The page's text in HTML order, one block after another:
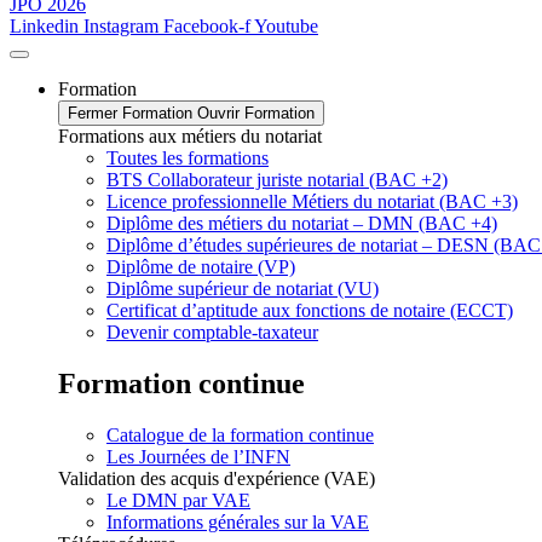
Linkedin Instagram Facebook-fYoutube
Formation
Fermer Formation Ouvrir Formation
Formations aux métiers du notariat
Toutes les formations
BTS Collaborateur juriste notarial (BAC +2)
Licence professionnelle Métiers du notariat (BAC +3)
Diplôme des métiers du notariat – DMN (BAC +4)
Diplôme d’études supérieures de notariat – DESN
Diplôme de notaire (VP)
Diplôme supérieur de notariat (VU)
Certificat d’aptitude aux fonctions de notaire (ECCT)
Devenir comptable-taxateur
Formation continue
Catalogue de la formation continue
Les Journées de l’INFN
Validation des acquis d'expérience (VAE)
Le DMN par VAE
Informations générales sur la VAE